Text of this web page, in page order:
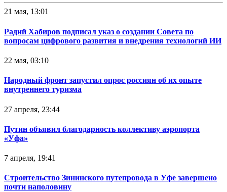
21 мая, 13:01
Радий Хабиров подписал указ о создании Совета по
вопросам цифрового развития и внедрения технологий ИИ
22 мая, 03:10
Народный фронт запустил опрос россиян об их опыте
внутреннего туризма
27 апреля, 23:44
Путин объявил благодарность коллективу аэропорта
«Уфа»
7 апреля, 19:41
Строительство Зининского путепровода в Уфе завершено
почти наполовину